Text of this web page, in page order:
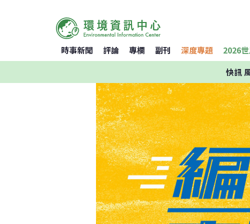
時事新聞 評論 專欄 副刊 深度專題 2026
快訊